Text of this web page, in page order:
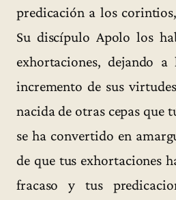
predicación a los
Su discípulo Apolo los
exhortaciones, dejando
incremento de sus
nacida de otras cepas que
se ha convertido en
de que tus exhortaciones
fracaso y tus